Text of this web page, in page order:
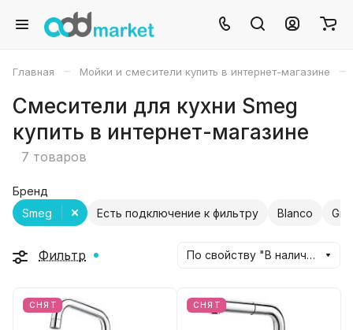
Главная – Мойки и смесители купить в интернет-магазине –
Смесители для кухни Smeg
купить в интернет-магазине
7 товаров
Бренд
Есть подключение к фильтру
Smeg Blanco
Фильтр По свойству "В наличии" (убывание)
СНЯТ СНЯТ